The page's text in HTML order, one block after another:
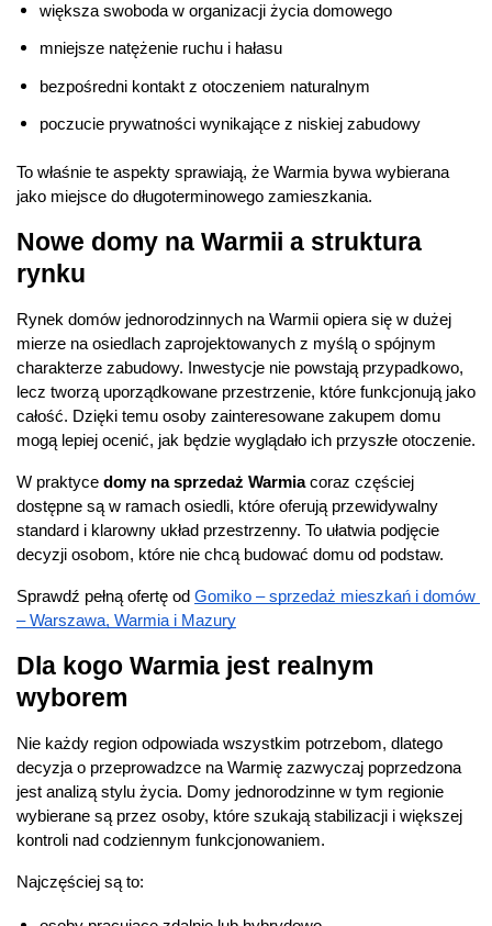
większa swoboda w organizacji życia domowego
mniejsze natężenie ruchu i hałasu
bezpośredni kontakt z otoczeniem naturalnym
poczucie prywatności wynikające z niskiej zabudowy
To właśnie te aspekty sprawiają, że Warmia bywa wybierana
jako miejsce do długoterminowego zamieszkania.
Nowe domy na Warmii a struktura
rynku
Rynek domów jednorodzinnych na Warmii opiera się w dużej
mierze na osiedlach zaprojektowanych z myślą o spójnym
charakterze zabudowy. Inwestycje nie powstają przypadkowo,
lecz tworzą uporządkowane przestrzenie, które funkcjonują jako
całość. Dzięki temu osoby zainteresowane zakupem domu
mogą lepiej ocenić, jak będzie wyglądało ich przyszłe otoczenie.
W praktyce domy na sprzedaż Warmia coraz częściej
dostępne są w ramach osiedli, które oferują przewidywalny
standard i klarowny układ przestrzenny. To ułatwia podjęcie
decyzji osobom, które nie chcą budować domu od podstaw.
Sprawdź pełną ofertę od Gomiko – sprzedaż mieszkań i domów
– Warszawa, Warmia i Mazury
Dla kogo Warmia jest realnym
wyborem
Nie każdy region odpowiada wszystkim potrzebom, dlatego
decyzja o przeprowadzce na Warmię zazwyczaj poprzedzona
jest analizą stylu życia. Domy jednorodzinne w tym regionie
wybierane są przez osoby, które szukają stabilizacji i większej
kontroli nad codziennym funkcjonowaniem.
Najczęściej są to: